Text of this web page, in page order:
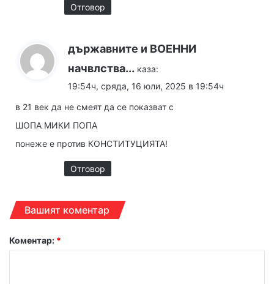
Отговор
държавните и ВОЕННИ
начвлства... каза:
19:54ч, сряда, 16 юли, 2025 в 19:54ч
в 21 век да не смеят да се показват с
ШОПА МИКИ ПОПА
понеже е против КОНСТИТУЦИЯТА!
Отговор
Вашият коментар
Коментар: *